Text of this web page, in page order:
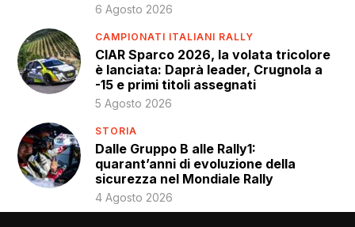
6 Agosto 2026
CAMPIONATI ITALIANI RALLY
CIAR Sparco 2026, la volata tricolore
è lanciata: Daprà leader, Crugnola a
-15 e primi titoli assegnati
5 Agosto 2026
STORIA
Dalle Gruppo B alle Rally1:
quarant’anni di evoluzione della
sicurezza nel Mondiale Rally
4 Agosto 2026